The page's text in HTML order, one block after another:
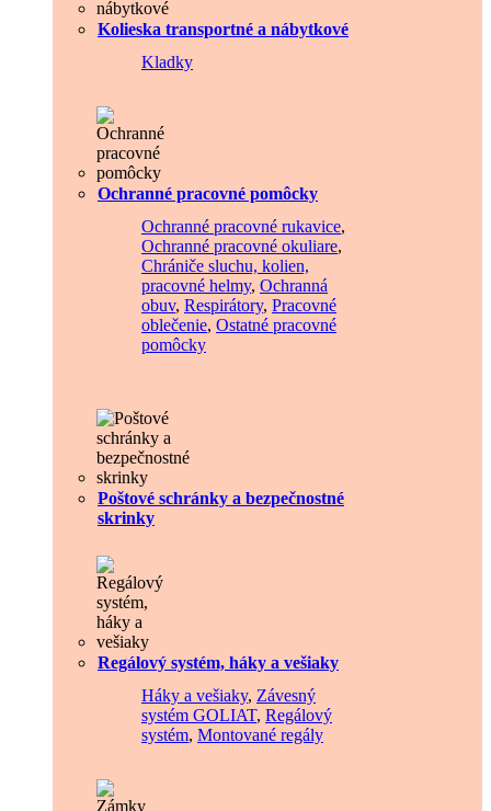
Kolieska transportné a nábytkové
Kladky
Ochranné pracovné pomôcky
Ochranné pracovné rukavice,
Ochranné pracovné okuliare,
Chrániče sluchu, kolien,
pracovné helmy, Ochranná
obuv, Respirátory, Pracovné
oblečenie, Ostatné pracovné
pomôcky
Poštové schránky a bezpečnostné
skrinky
Regálový systém, háky a vešiaky
Háky a vešiaky, Závesný
systém GOLIAT, Regálový
systém, Montované regály